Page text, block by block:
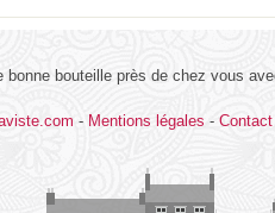
bonne bouteille près de chez vous
- Mentions légales - Contact